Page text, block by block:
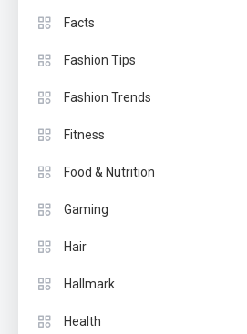
Facts
Fashion Tips
Fashion Trends
Fitness
Food & Nutrition
Gaming
Hair
Hallmark
Health